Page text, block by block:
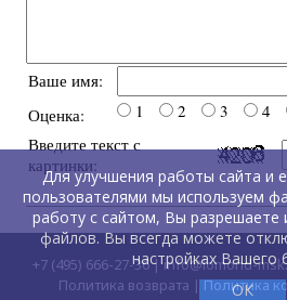
Ваше имя:
Оценка:
1 2 3 4
Введите текст с
картинки:
+7 (495) 666-27-36|info@lomond-
Политика возврата |Политика
Для улучшения работы сайта и
пользователями мы используем
работу с сайтом, Вы разрешаете
файлов. Вы всегда можете
настройках Вашего
ОК